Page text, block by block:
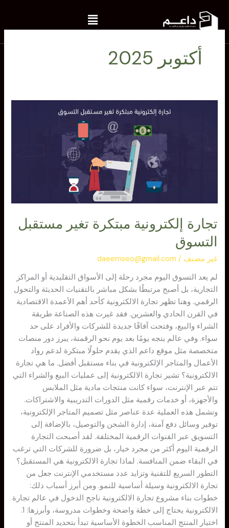
المحتوى
Menu
أكتوبر 2025
تجارة إلكترونية مبتكرة تغير مستقبل
التسوق
غير مصنف /
daeemseo@gmail.com
لم يعد التسوق اليوم مجرد رحلة إلى الأسواق التقليدية أو المراكز
التجارية، بل أصبح مرتبطًا بشكل مباشر بالتقنيات الحديثة والتحول
الرقمي. وهنا تظهر تجارة الالكترونية كأحد أهم الأعمدة الاقتصادية
في القرن الحادي والعشرين. فقد غيرت هذه الصناعة طريقة
الشراء والبيع، وفتحت آفاقًا جديدة للشركات والأفراد على حد
سواء. وفي عالم يتجه يومًا بعد يوم نحو الرقمنة، يبرز دور منصات
متخصصة مثل موقع داعم الذي يقدم حلولًا مبتكرة لدعم رواد
الأعمال والمتاجر الإلكترونية في بناء مستقبل أفضل. ما هي تجارة
الالكترونية؟ تشير تجارة الالكترونية إلى عمليات البيع والشراء التي
تتم عبر الإنترنت، سواء كانت منتجات مادية مثل الملابس
والأجهزة، أو خدمات رقمية مثل الدورات التدريبية والاشتراكات.
وتشمل هذه العملية عدة عناصر مثل تصميم المتاجر الإلكترونية،
توفير وسائل دفع آمنة، إدارة الشحن والتوصيل، بالإضافة إلى
التسويق عبر القنوات الرقمية المختلفة. لقد أصبحت التجارة
الرقمية اليوم أكثر من مجرد خيار، بل ضرورة للشركات التي ترغب
في البقاء ضمن المنافسة. لماذا تجارة الالكترونية هي المستقبل؟
التطور السريع للتقنية وتزايد عدد مستخدمي الإنترنت جعل من
تجارة الالكترونية وسيلة أساسية للنمو. ومن أبرز أسباب ذلك:
خطوات بناء مشروع تجارة الالكترونية ناجح الدخول في عالم تجارة
الالكترونية يحتاج إلى خطة واضحة وخطوات مدروسة، وأبرزها: 1.
اختيار المنتج المناسب الخطوة الأساسية تبدأ بتحديد المنتج أو